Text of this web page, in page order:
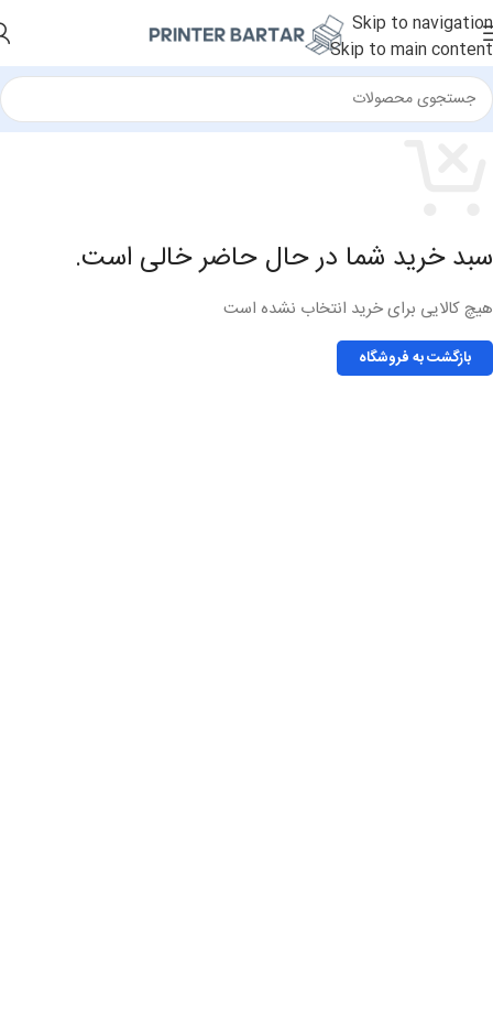
Skip to navigation
Skip to main content
سبد خرید شما در حال حاضر خالی است.
هیچ کالایی برای خرید انتخاب نشده است
بازگشت به فروشگاه